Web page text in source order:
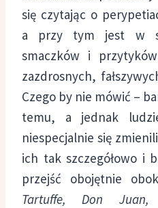
się czytając o
a przy tym jest w
smaczków i
zazdrosnych,
Czego by nie mówić –
temu, a jednak
niespecjalnie się
ich tak szczegółowo i
przejść obojętnie
Tartuffe, Don Juan,